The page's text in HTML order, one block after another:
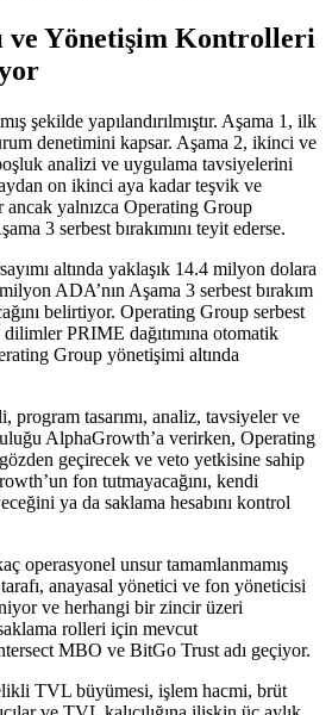
ve Yönetişim Kontrolleri
şekilde yapılandırılmıştır. Aşama 1, ilk
denetimini kapsar. Aşama 2, ikinci ve
analizi ve uygulama tavsiyelerini
on ikinci aya kadar teşvik ve
ancak yalnızca Operating Group
3 serbest bırakımını teyit ederse.
altında yaklaşık 14.4 milyon dolara
ADA’nın Aşama 3 serbest bırakım
belirtiyor. Operating Group serbest
dilimler PRIME dağıtımına otomatik
Group yönetişimi altında
program tasarımı, analiz, tavsiyeler ve
AlphaGrowth’a verirken, Operating
geçirecek ve veto yetkisine sahip
fon tutmayacağını, kendi
ya da saklama hesabını kontrol
operasyonel unsur tamamlanmamış
anayasal yönetici ve fon yöneticisi
ve herhangi bir zincir üzeri
rolleri için mevcut
MBO ve BitGo Trust adı geçiyor.
TVL büyümesi, işlem hacmi, brüt